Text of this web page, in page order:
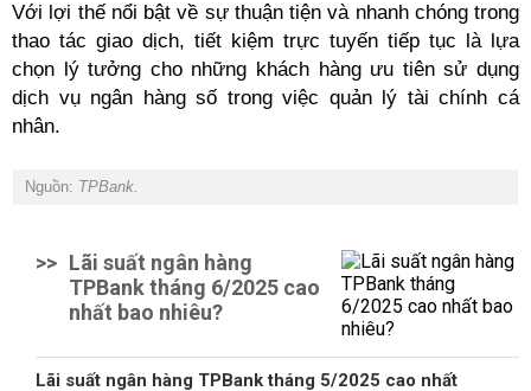
Với lợi thế nổi bật về sự thuận tiện và nhanh chóng trong
thao tác giao dịch, tiết kiệm trực tuyến tiếp tục là lựa
chọn lý tưởng cho những khách hàng ưu tiên sử dụng
dịch vụ ngân hàng số trong việc quản lý tài chính cá
nhân.
Nguồn: TPBank.
>> Lãi suất ngân hàng
TPBank tháng 6/2025 cao
nhất bao nhiêu?
Lãi suất ngân hàng TPBank tháng 5/2025 cao nhất